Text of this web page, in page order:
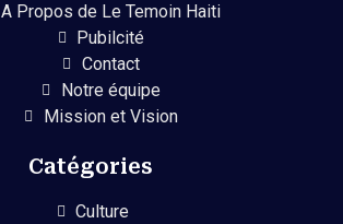
A Propos de Le Temoin Haiti
Pubilcité
Contact
Notre équipe
Mission et Vision
Catégories
Culture